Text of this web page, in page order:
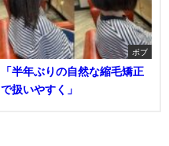
ボブ
「半年ぶりの自然な縮毛矯正
で扱いやすく」